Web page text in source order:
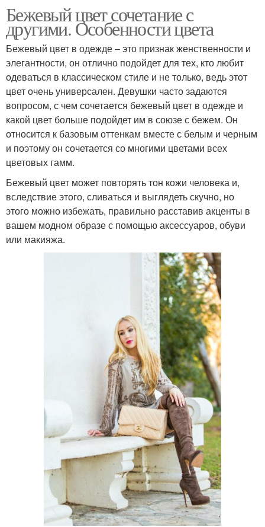
Бежевый цвет сочетание с
другими. Особенности цвета
Бежевый цвет в одежде – это признак женственности и
элегантности, он отлично подойдет для тех, кто любит
одеваться в классическом стиле и не только, ведь этот
цвет очень универсален. Девушки часто задаются
вопросом, с чем сочетается бежевый цвет в одежде и
какой цвет больше подойдет им в союзе с бежем. Он
относится к базовым оттенкам вместе с белым и черным
и поэтому он сочетается со многими цветами всех
цветовых гамм.
Бежевый цвет может повторять тон кожи человека и,
вследствие этого, сливаться и выглядеть скучно, но
этого можно избежать, правильно расставив акценты в
вашем модном образе с помощью аксессуаров, обуви
или макияжа.